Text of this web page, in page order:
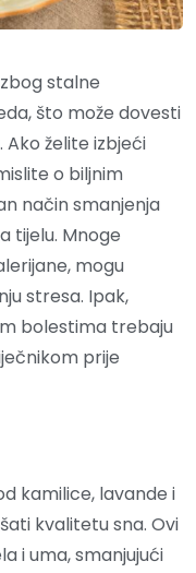
stalne
što može dovesti
želite izbjeći
o biljnim
način smanjenja
tijelu. Mnoge
mogu
stresa. Ipak,
bolestima trebaju
prije
kamilice, lavande i
kvalitetu sna. Ovi
i uma, smanjujući